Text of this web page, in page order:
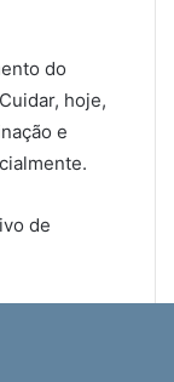
do
hoje,
e
de